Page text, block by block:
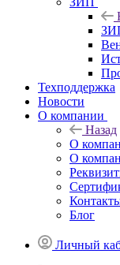
Техподдержка
Новости
О компании
Назад
О
О
Блог
Личный